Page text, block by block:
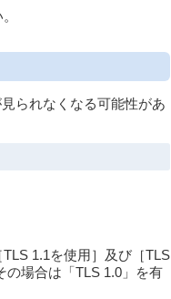
られなくなる可能性があ
1.1を使用］及び［TLS
の場合は「TLS 1.0」を有